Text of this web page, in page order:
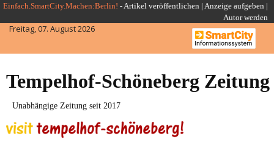
Skip
to
content
Einfach.SmartCity.Machen:Berlin! -Artikel veröffentlichen | Anzeige aufgeben |
Autor werden
Freitag, 07. August 2026
Tempelhof-Schöneberg Zeitung
Unabhängige Zeitung seit 2017